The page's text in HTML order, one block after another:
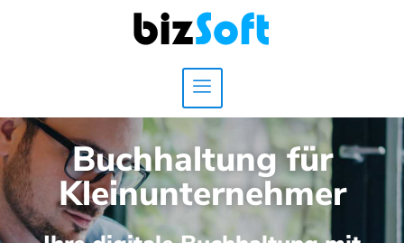
Buchhaltung für
Kleinunternehmer